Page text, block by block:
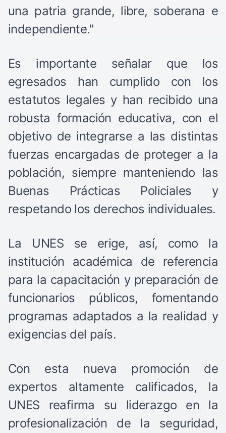
una patria grande, libre, soberana e
independiente."
Es importante señalar que los
egresados han cumplido con los
estatutos legales y han recibido una
robusta formación educativa, con el
objetivo de integrarse a las distintas
fuerzas encargadas de proteger a la
población, siempre manteniendo las
Buenas Prácticas Policiales y
respetando los derechos individuales.
La UNES se erige, así, como la
institución académica de referencia
para la capacitación y preparación de
funcionarios públicos, fomentando
programas adaptados a la realidad y
exigencias del país.
Con esta nueva promoción de
expertos altamente calificados, la
UNES reafirma su liderazgo en la
profesionalización de la seguridad,